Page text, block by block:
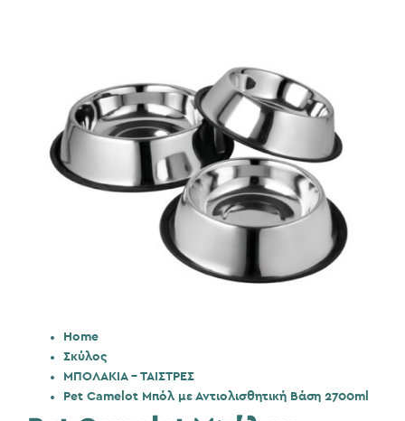
Home
Σκύλος
ΜΠΟΛΑΚΙΑ - ΤΑΙΣΤΡΕΣ
Pet Camelot Μπόλ με Αντιολισθητική Βάση 2700ml